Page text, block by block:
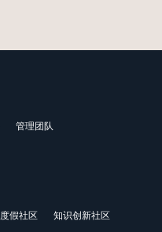
管理团队
假社区 知识创新社区